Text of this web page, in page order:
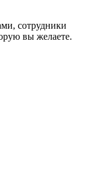
сотрудники
вы желаете.